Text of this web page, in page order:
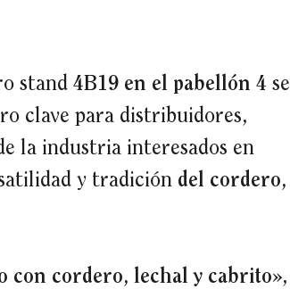
stand4B19 en el pabellón 4 se
clave para distribuidores,
la industria interesados en
y tradición del cordero,
con cordero, lechal y cabrito»,